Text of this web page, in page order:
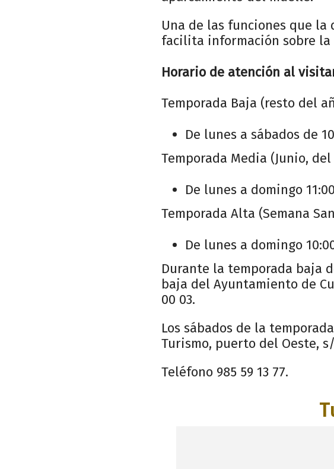
Una de las funciones que la
facilita información sobre
Horario de atención al
Temporada Baja (resto del
De lunes a sábados de
Temporada Media (Junio,
De lunes a domingo
Temporada Alta (Semana
De lunes a domingo
Durante la temporada baja
baja del Ayuntamiento de
00 03.
Los sábados de la
Turismo, puerto del Oeste,
Teléfono 985 59 13 77.